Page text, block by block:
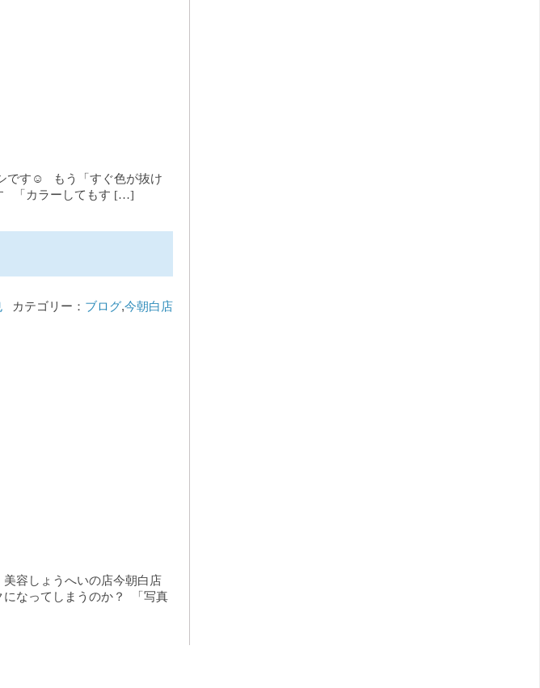
です☺ もう「すぐ色が抜け
「カラーしてもす […]
カテゴリー： ブログ,今朝白店
容しょうへいの店今朝白店
になってしまうのか？ 「写真